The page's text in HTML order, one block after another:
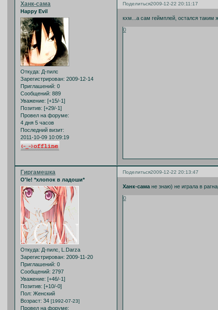
Поделиться2009-12-22 20:11:17
Ханк-сама
Happy Evil
Откуда: Д-пилс
Зарегистрирован: 2009-12-14
Приглашений: 0
Сообщений: 889
Уважение: [+15/-1]
Позитив: [+29/-1]
Провел на форуме:
4 дня 5 часов
Последний визит:
2011-10-09 10:09:19
кхм...а сам геймплей, остался таким
0
Поделиться2009-12-22 20:13:47
Гиргамешка
O'le! *хлопок в ладоши*
Откуда: Д-пилс, L.Darza
Зарегистрирован: 2009-11-20
Приглашений: 0
Сообщений: 2797
Уважение: [+46/-1]
Позитив: [+10/-0]
Пол: Женский
Возраст: 34 [1992-07-23]
Провел на форуме:
Ханк-сама не знаю) не играла в
0